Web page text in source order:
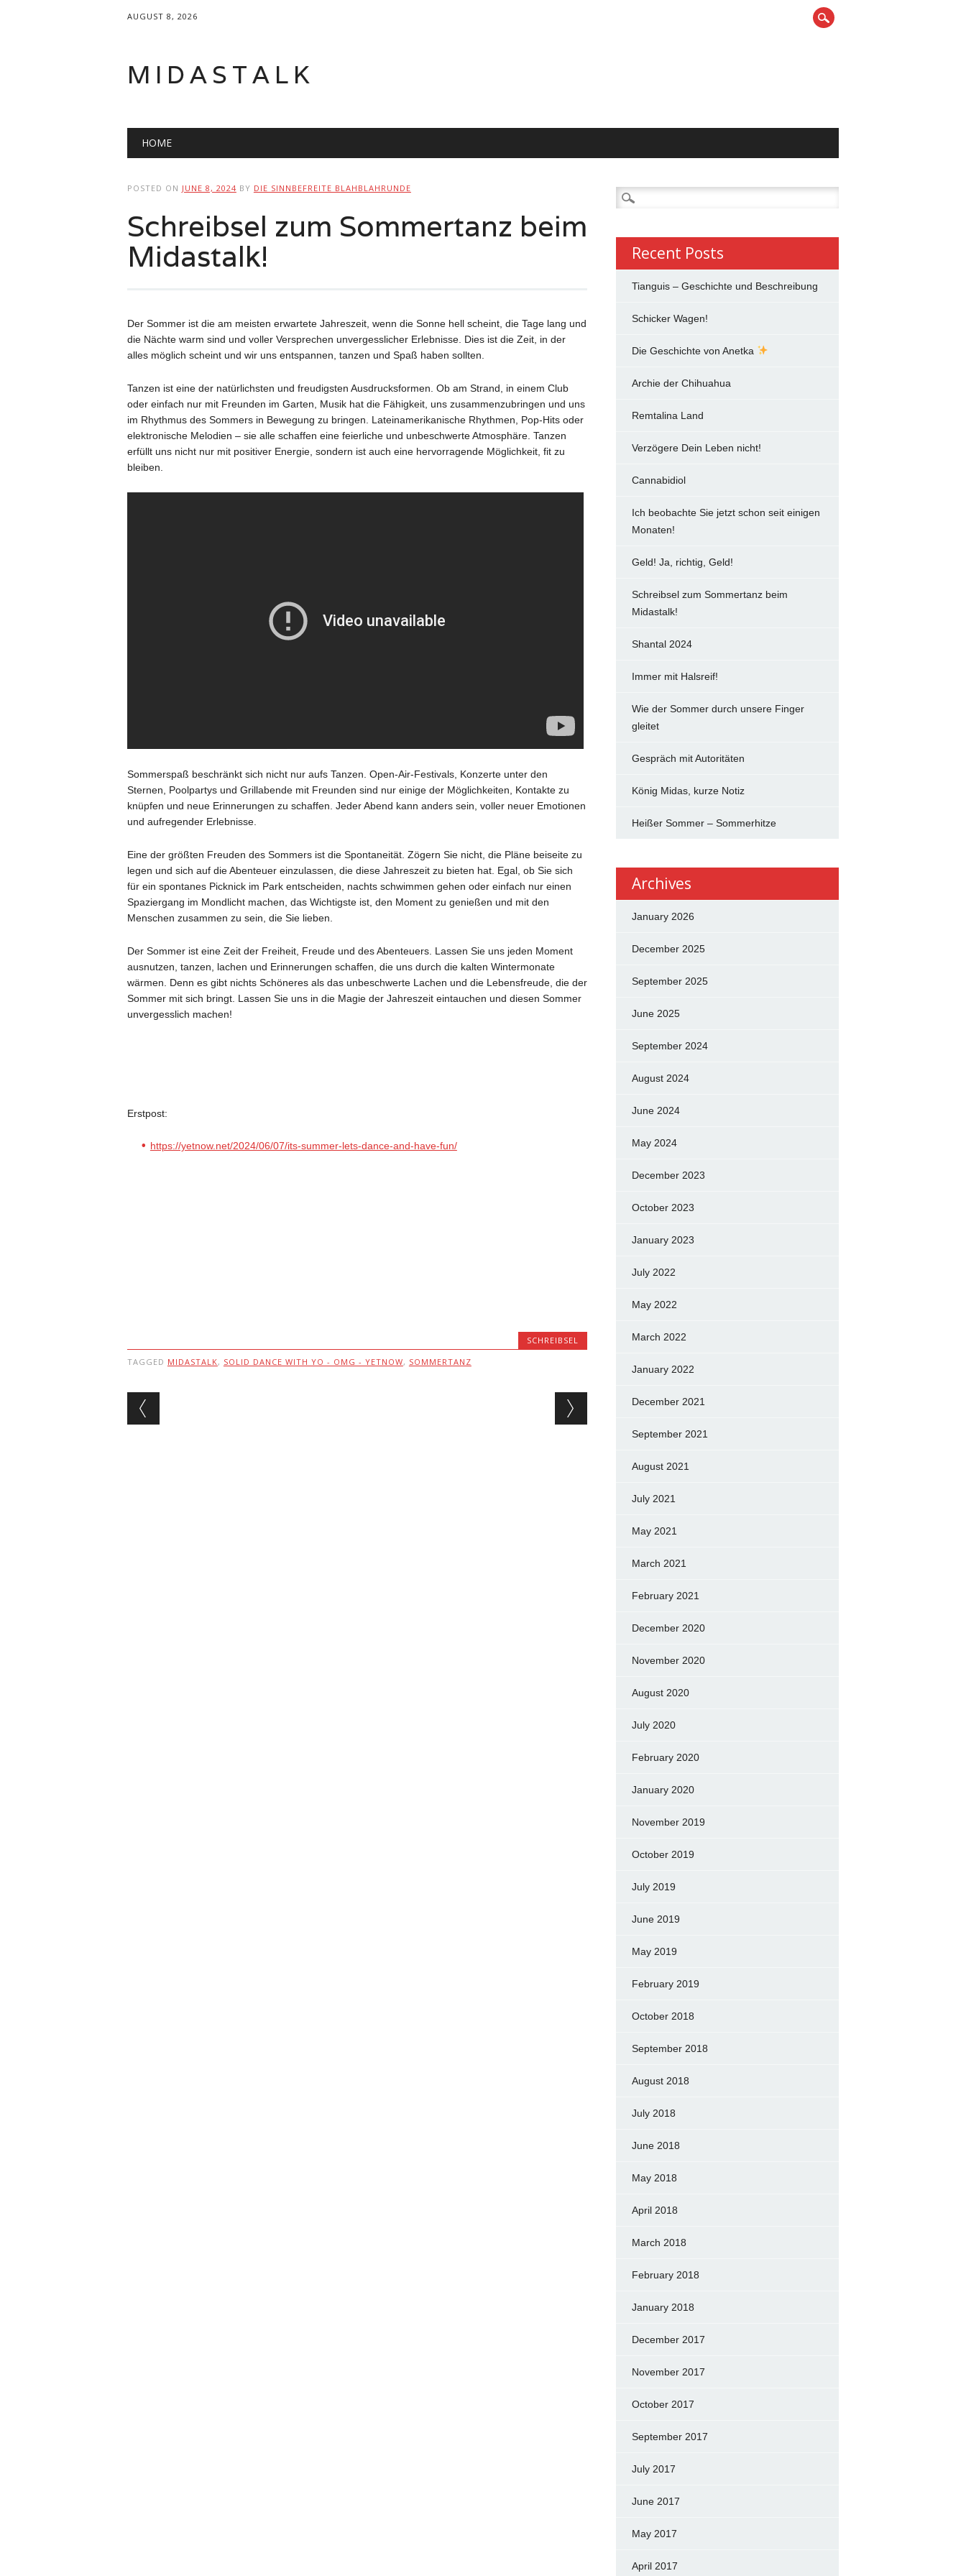
AUGUST 8, 2026
MIDASTALK
Main menu
HOME
POSTED ON JUNE 8, 2024 BY DIE SINNBEFREITE BLAHBLAHRUNDE
Schreibsel zum Sommertanz beim
Midastalk!
Der Sommer ist die am meisten erwartete Jahreszeit, wenn die Sonne hell scheint, die Tage lang und
die Nächte warm sind und voller Versprechen unvergesslicher Erlebnisse. Dies ist die Zeit, in der
alles möglich scheint und wir uns entspannen, tanzen und Spaß haben sollten.
Tanzen ist eine der natürlichsten und freudigsten Ausdrucksformen. Ob am Strand, in einem Club
oder einfach nur mit Freunden im Garten, Musik hat die Fähigkeit, uns zusammenzubringen und uns
im Rhythmus des Sommers in Bewegung zu bringen. Lateinamerikanische Rhythmen, Pop-Hits oder
elektronische Melodien – sie alle schaffen eine feierliche und unbeschwerte Atmosphäre. Tanzen
erfüllt uns nicht nur mit positiver Energie, sondern ist auch eine hervorragende Möglichkeit, fit zu
bleiben.
Sommerspaß beschränkt sich nicht nur aufs Tanzen. Open-Air-Festivals, Konzerte unter den
Sternen, Poolpartys und Grillabende mit Freunden sind nur einige der Möglichkeiten, Kontakte zu
knüpfen und neue Erinnerungen zu schaffen. Jeder Abend kann anders sein, voller neuer Emotionen
und aufregender Erlebnisse.
Eine der größten Freuden des Sommers ist die Spontaneität. Zögern Sie nicht, die Pläne beiseite zu
legen und sich auf die Abenteuer einzulassen, die diese Jahreszeit zu bieten hat. Egal, ob Sie sich
für ein spontanes Picknick im Park entscheiden, nachts schwimmen gehen oder einfach nur einen
Spaziergang im Mondlicht machen, das Wichtigste ist, den Moment zu genießen und mit den
Menschen zusammen zu sein, die Sie lieben.
Der Sommer ist eine Zeit der Freiheit, Freude und des Abenteuers. Lassen Sie uns jeden Moment
ausnutzen, tanzen, lachen und Erinnerungen schaffen, die uns durch die kalten Wintermonate
wärmen. Denn es gibt nichts Schöneres als das unbeschwerte Lachen und die Lebensfreude, die der
Sommer mit sich bringt. Lassen Sie uns in die Magie der Jahreszeit eintauchen und diesen Sommer
unvergesslich machen!
Erstpost:
https://yetnow.net/2024/06/07/its-summer-lets-dance-and-have-fun/
SCHREIBSEL
TAGGED MIDASTALK, SOLID DANCE WITH YO - OMG - YETNOW, SOMMERTANZ
Post navigation
Search
for:
Recent Posts
Tianguis – Geschichte und Beschreibung
Schicker Wagen!
Die Geschichte von Anetka
Archie der Chihuahua
Remtalina Land
Verzögere Dein Leben nicht!
Cannabidiol
Ich beobachte Sie jetzt schon seit einigen
Monaten!
Geld! Ja, richtig, Geld!
Schreibsel zum Sommertanz beim
Midastalk!
Shantal 2024
Immer mit Halsreif!
Wie der Sommer durch unsere Finger
gleitet
Gespräch mit Autoritäten
König Midas, kurze Notiz
Heißer Sommer – Sommerhitze
Archives
January 2026
December 2025
September 2025
June 2025
September 2024
August 2024
June 2024
May 2024
December 2023
October 2023
January 2023
July 2022
May 2022
March 2022
January 2022
December 2021
September 2021
August 2021
July 2021
May 2021
March 2021
February 2021
December 2020
November 2020
August 2020
July 2020
February 2020
January 2020
November 2019
October 2019
July 2019
June 2019
May 2019
February 2019
October 2018
September 2018
August 2018
July 2018
June 2018
May 2018
April 2018
March 2018
February 2018
January 2018
December 2017
November 2017
October 2017
September 2017
July 2017
June 2017
May 2017
April 2017